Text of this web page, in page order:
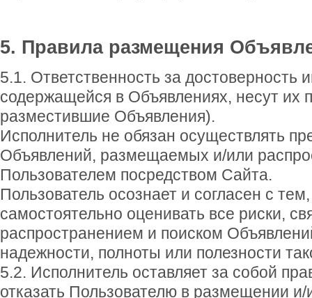
5. Правила размещения
5.1. Ответственность за достоверность
содержащейся в Объявлениях, несут их
разместившие Объявления).
Исполнитель не обязан осуществлять
Объявлений, размещаемых и/или
Пользователем посредством Сайта.
Пользователь осознает и согласен с
самостоятельно оценивать все риски,
распространением и поиском
надежности, полноты или полезности
5.2. Исполнитель оставляет за собой
отказать Пользователю в размещении